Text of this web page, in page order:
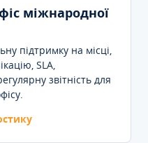
міжнародної
підтримку на місці,
SLA,
звітність для